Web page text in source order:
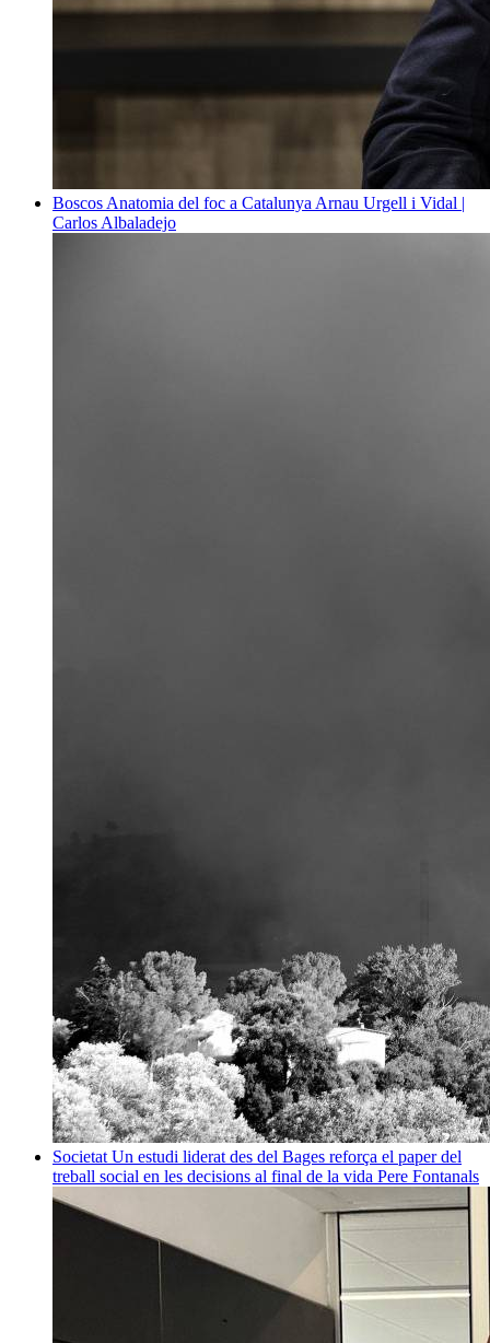
Boscos Anatomia del foc a Catalunya Arnau Urgell i Vidal |
Carlos Albaladejo
Societat Un estudi liderat des del Bages reforça el paper del
treball social en les decisions al final de la vida Pere Fontanals